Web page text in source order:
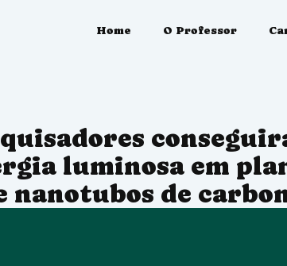
Home O Professor Blog
Sou
luminosa em
nanotubos de